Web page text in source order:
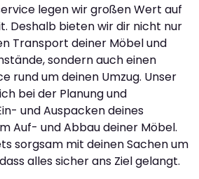
legen wir großen Wert auf
Deshalb bieten wir dir nicht nur
Transport deiner Möbel und
sondern auch einen
rund um deinen Umzug. Unser
bei der Planung und
und Auspacken deines
Auf- und Abbau deiner Möbel.
sorgsam mit deinen Sachen um
alles sicher ans Ziel gelangt.